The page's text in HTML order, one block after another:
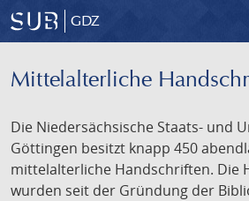
GDZ
Mittelalterliche
Die Niedersächsische Staats- und
Göttingen besitzt knapp 450
mittelalterliche Handschriften. Die
wurden seit der Gründung der